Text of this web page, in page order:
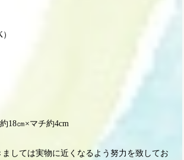
18㎝×マチ約4cm
しては実物に近くなるよう努力を致してお